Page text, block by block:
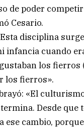
de poder
Cesario.
disciplina
infancia cuando
los fierros
los fierros».
«El
Desde que
ese cambio,